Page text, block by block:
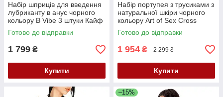
Набір шприців для введення
лубриканту в анус чорного
кольору B Vibe 3 штуки Кайф
Готово до відправки
1 799 ₴
Купити
Набір портупея з трусиками з
натуральної шкіри чорного
кольору Art of Sex Cross
розмір XS/M Кайф
Готово до відправки
1 954 ₴ 2 299 ₴
Купити
–15%